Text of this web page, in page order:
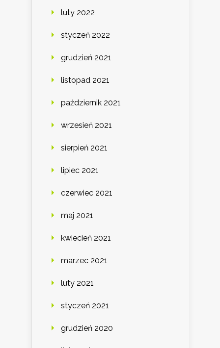
luty 2022
styczeń 2022
grudzień 2021
listopad 2021
październik 2021
wrzesień 2021
sierpień 2021
lipiec 2021
czerwiec 2021
maj 2021
kwiecień 2021
marzec 2021
luty 2021
styczeń 2021
grudzień 2020